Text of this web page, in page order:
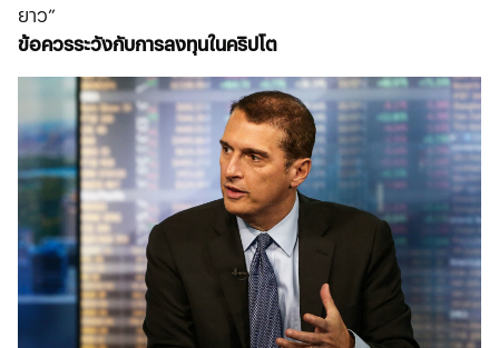
ยาว”
ข้อควรระวังกับการลงทุนในคริปโต